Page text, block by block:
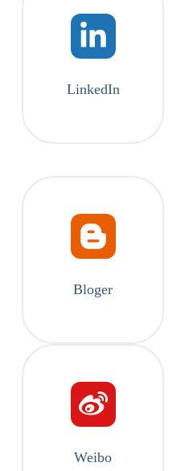
LinkedIn
Bloger
Weibo